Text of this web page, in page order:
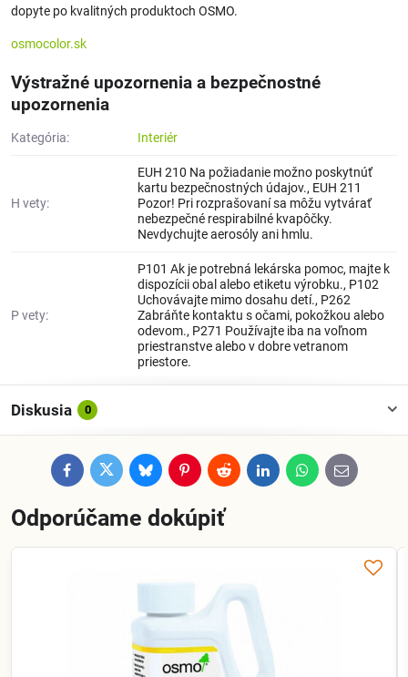
dopyte po kvalitných produktoch OSMO.
osmocolor.sk
Výstražné upozornenia a bezpečnostné
upozornenia
Kategória: Interiér
H vety:
EUH 210 Na požiadanie možno poskytnúť
kartu bezpečnostných údajov., EUH 211
Pozor! Pri rozprašovaní sa môžu vytvárať
nebezpečné respirabilné kvapôčky.
Nevdychujte aerosóly ani hmlu.
P vety:
P101 Ak je potrebná lekárska pomoc, majte k
dispozícii obal alebo etiketu výrobku., P102
Uchovávajte mimo dosahu detí., P262
Zabráňte kontaktu s očami, pokožkou alebo
odevom., P271 Používajte iba na voľnom
priestranstve alebo v dobre vetranom
priestore.
Diskusia 0
FacebookTwitterBlueskyPinterestRedditLinkedInWhatsApp
E-
mail
Odporúčame dokúpiť